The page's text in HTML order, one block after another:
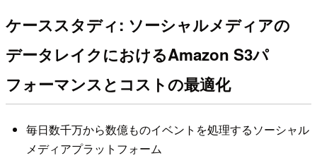
ケーススタディ: ソーシャルメディアの
データレイクにおけるAmazon S3パ
フォーマンスとコストの最適化
毎日数千万から数億ものイベントを処理するソーシャル
メディアプラットフォーム